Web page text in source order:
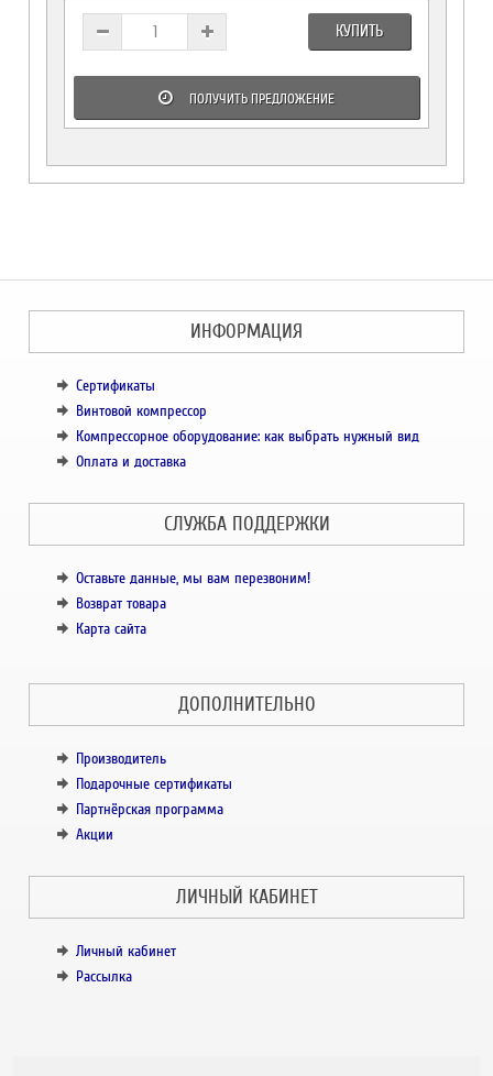
КУПИТЬ
ПОЛУЧИТЬ ПРЕДЛОЖЕНИЕ
ИНФОРМАЦИЯ
Сертификаты
Винтовой компрессор
Компрессорное оборудование: как выбрать нужный вид
Оплата и доставка
СЛУЖБА ПОДДЕРЖКИ
Оставьте данные, мы вам перезвоним!
Возврат товара
Карта сайта
ДОПОЛНИТЕЛЬНО
Производитель
Подарочные сертификаты
Партнёрская программа
Акции
ЛИЧНЫЙ КАБИНЕТ
Личный кабинет
Рассылка